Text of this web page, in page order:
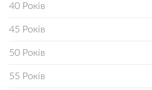
40 Років
45 Років
50 Років
55 Років